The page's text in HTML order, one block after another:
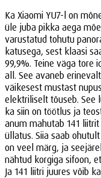
Ka Xiaomi YU7-l on
üle juba pikka aega
varustatud tohutu
katusega, sest klaasi
99,9%. Teine väga tore
all. See avaneb
väikesest mustast
elektriliselt tõuseb. See
ka siin on töötlus ja
anum mahutab 141
üllatus. Siia saab
on veel märg, ja
nähtud korgiga sifoon,
Ja 141 liitri juures võib